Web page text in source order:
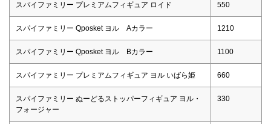
スパイファミリー プレミアムフィギュア ロイド 550
スパイファミリー Qposket ヨル Aカラー 1210
スパイファミリー Qposket ヨル Bカラー 1100
スパイファミリー プレミアムフィギュア ヨル いばら姫 660
スパイファミリー ぬーどるストッパーフィギュア ヨル・
フォージャー
330